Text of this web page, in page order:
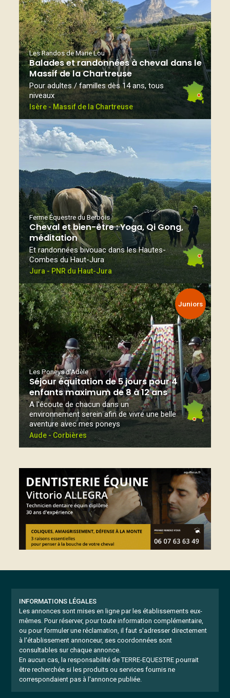
Les Randos de Marie Lou
Balades et randonnées à cheval dans le
Massif de la Chartreuse
Pour adultes / familles dès 14 ans, tous
niveaux
Isère - Massif de la Chartreuse
Ferme Équestre du Berbois
Cheval et bien-être : Yoga, Qi Gong,
méditation
Et randonnées bivouac dans les Hautes-
Combes du Haut-Jura
Jura - PNR du Haut-Jura
Juniors
Les Poneys d'Adèle
Séjour équitation de 5 jours pour 4
enfants maximum de 8 à 12 ans
A l'écoute de chacun dans un
environnement serein afin de vivre une belle
aventure avec mes poneys
Aude - Corbières
INFORMATIONS LÉGALES
Les annonces sont mises en ligne par les établissements eux-
mêmes. Pour réserver, pour toute information complémentaire,
ou pour formuler une réclamation, il faut s'adresser directement
à l'établissement annonceur, ses coordonnées sont
consultables sur chaque annonce.
En aucun cas, la responsabilité de TERRE-EQUESTRE pourrait
être recherchée si les produits ou services fournis ne
correspondaient pas à l'annonce publiée.